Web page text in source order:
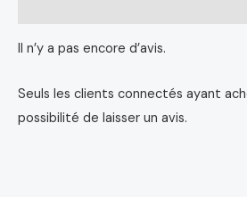
Il n’y a pas encore d’avis.
Seuls les clients connectés ayant
possibilité de laisser un avis.